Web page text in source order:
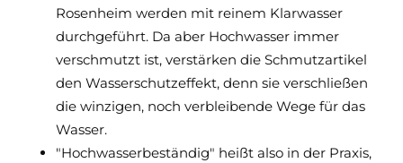
Rosenheim werden mit reinem Klarwasser
durchgeführt. Da aber Hochwasser immer
verschmutzt ist, verstärken die Schmutzartikel
den Wasserschutzeffekt, denn sie verschließen
die winzigen, noch verbleibende Wege für das
Wasser.
"Hochwasserbeständig" heißt also in der Praxis,